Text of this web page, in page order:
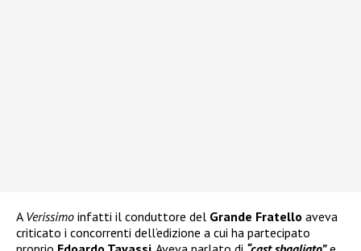
A Verissimo infatti il conduttore del Grande Fratello aveva
criticato i concorrenti dell’edizione a cui ha partecipato